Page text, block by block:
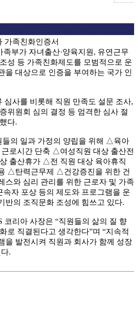
가족친화인증서
부가 자녀출산·양육지원, 유연근무
성 등 가족친화제도를 모범적으로 운
을 대상으로 인증을 부여하는 국가 인
심사를 비롯해 직원 만족도 설문 조사,
위원회 심의 결정 등 엄격한 심사 절
다.
들의 일과 가정의 양립을 위해 △육아
로시간 단축 △여성직원 대상 출산전
출산휴가 △전 직원 대상 육아휴직
△탄력근무제 △건강증진을 위한 건
와 심리 관리를 위한 근로자 및 가족
자 포상 등의 제도와 프로그램을 운
반의 조직문화 조성에 힘쓰고 있다.
코리아 사장은 “직원들의 삶의 질 향
로 직결된다고 생각한다”며 “지속적
을 발전시켜 직원과 회사가 함께 성장
.